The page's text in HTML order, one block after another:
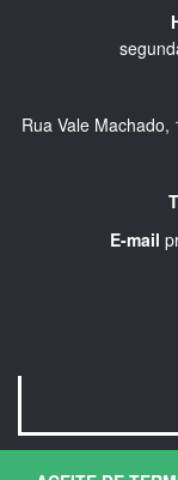
Rua Vale
E-mail